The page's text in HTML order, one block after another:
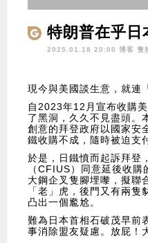
特朗普在乎日
2025.01.18 20:00 博客 隻
現今與美國談生意，就連
自2023年12月宣布收購
了黑洞，久久不見盡頭。
創意的拜登政府以國家安
鐵收購不成，隨時被迫支
於是，日鐵憤而起訴拜登
（CFIUS）同意延後收
大鋼企叉隻腳埋嚟，擬聯
「老」虎，後門又有兩隻
凸出一個尷尬。
難為日本首相石破茂早前
事消除盟友疑慮。放屁！